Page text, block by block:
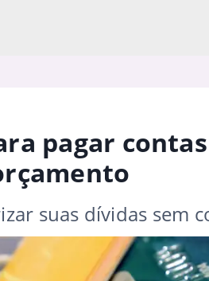
pagar
suas dívidas sem